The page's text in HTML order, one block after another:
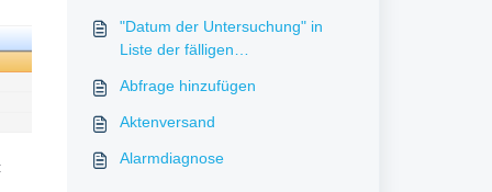
"Datum der Untersuchung" in
Liste der fälligen
Abfrage hinzufügen
Aktenversand
Alarmdiagnose